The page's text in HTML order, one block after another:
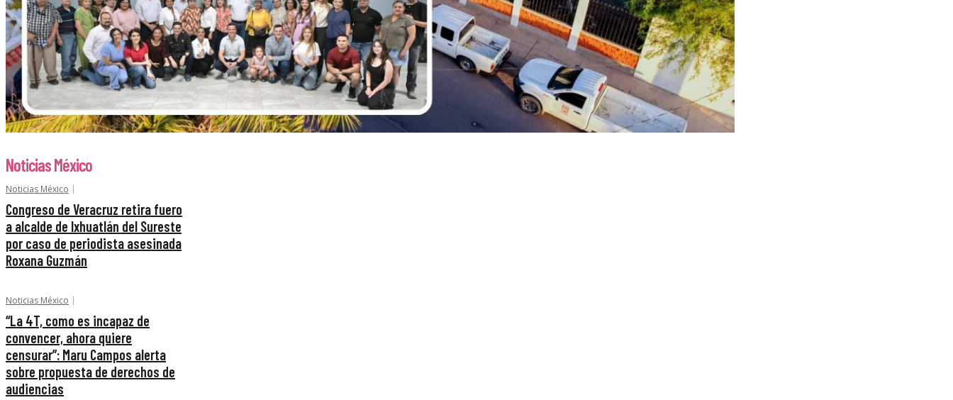
Noticias México
Noticias México
Congreso de Veracruz retira fuero
a alcalde de Ixhuatlán del Sureste
por caso de periodista asesinada
Roxana Guzmán
Noticias México
“La 4T, como es incapaz de
convencer, ahora quiere
censurar”: Maru Campos alerta
sobre propuesta de derechos de
audiencias